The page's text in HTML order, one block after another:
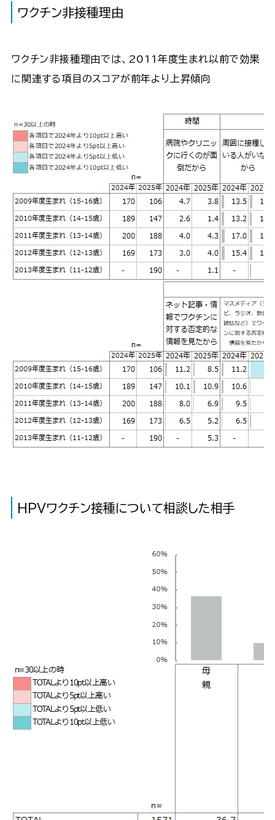
ワクチン非接種理由
ワクチン非接種理由では、2011年度生まれ以前で効果
に関連する項目のスコアが前年より上昇傾向
HPVワクチン接種について相談した相手